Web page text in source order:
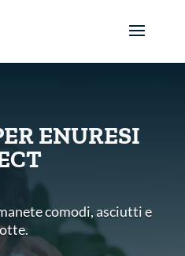
ENURESI
comodi, asciutti e